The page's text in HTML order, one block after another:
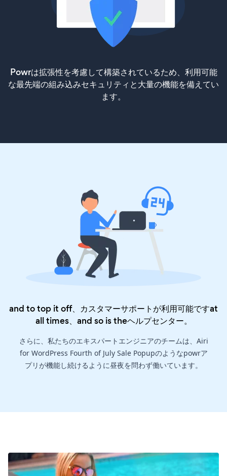
Powrは拡張性を考慮して構築されているため、利用可能
な最先端の組み込みセキュリティと大量の機能を備えてい
ます。
and to top it off、カスタマーサポートが利用可能ですat
all times、and so is theヘルプセンター。
さらに、私たちのエキスパートエンジニアのチームは、Airi
for WordPress Fourth of July Sale Popupのようなpowrア
プリが機能し続けるように昼夜を問わず働いています。